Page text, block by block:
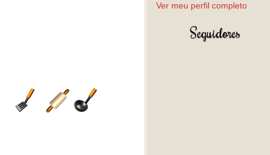
Ver meu perfil completo
Seguidores